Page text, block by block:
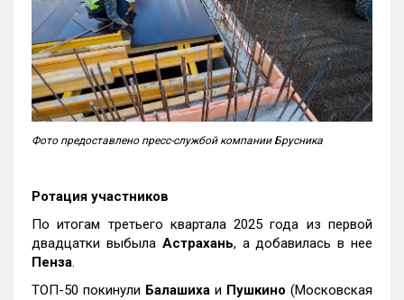
Фото предоставлено пресс-службой компании Брусника
Ротация участников
По итогам третьего квартала 2025 года из первой
двадцатки выбыла Астрахань, а добавилась в нее
Пенза.
ТОП-50 покинули Балашиха и Пушкино (Московская